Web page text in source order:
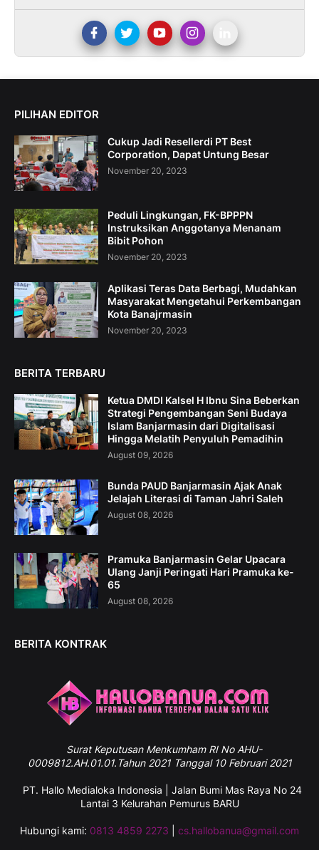
PILIHAN EDITOR
Cukup Jadi Resellerdi PT Best
Corporation, Dapat Untung Besar
November 20, 2023
Peduli Lingkungan, FK-BPPPN
Instruksikan Anggotanya Menanam
Bibit Pohon
November 20, 2023
Aplikasi Teras Data Berbagi, Mudahkan
Masyarakat Mengetahui Perkembangan
Kota Banajrmasin
November 20, 2023
BERITA TERBARU
Ketua DMDI Kalsel H Ibnu Sina Beberkan
Strategi Pengembangan Seni Budaya
Islam Banjarmasin dari Digitalisasi
Hingga Melatih Penyuluh Pemadihin
August 09, 2026
Bunda PAUD Banjarmasin Ajak Anak
Jelajah Literasi di Taman Jahri Saleh
August 08, 2026
Pramuka Banjarmasin Gelar Upacara
Ulang Janji Peringati Hari Pramuka ke-
65
August 08, 2026
BERITA KONTRAK
SuratKeputusan Menkumham RI No AHU-
0009812.AH.01.01.Tahun 2021 Tanggal 10 Februari 2021
PT. Hallo Medialoka Indonesia | Jalan Bumi Mas Raya No 24
Lantai 3 Kelurahan Pemurus BARU
Hubungi kami: 0813 4859 2273 cs.hallobanua@gmail.com